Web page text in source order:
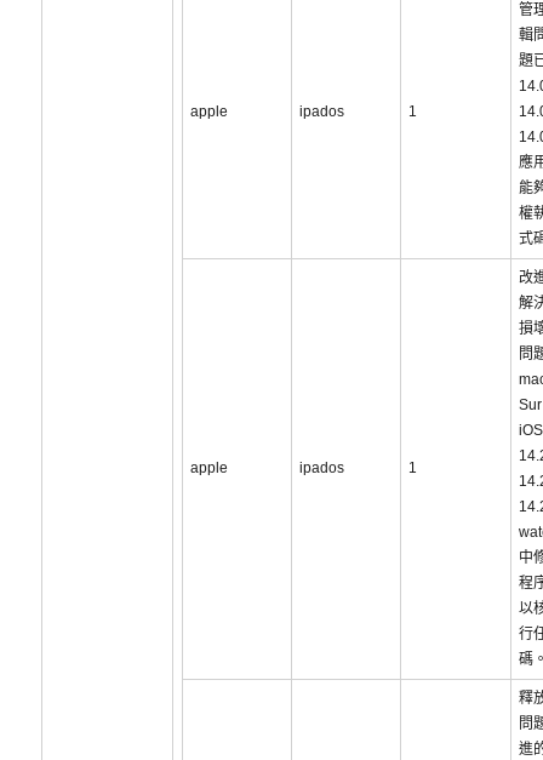
apple ipados 1
管
輯
題
應
能
權
式
apple ipados 1
改
解
損
問
iOS
中
程
以
行
碼
釋
問
進